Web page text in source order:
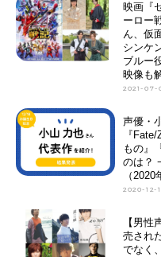
映画『
ーロー
ん、仮
シンケ
ブルー
映像も
2021-07-
声優・
『
もの』
のは？
（2020
2020-12-
【男
売され
でなく